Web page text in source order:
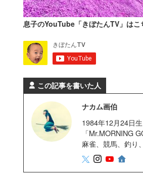
息子のYouTube「きぼたんTV」は
この記事を書いた人
ナカム画伯
1984年12月24日
「Mr.MORNING
麻雀、競馬、釣り